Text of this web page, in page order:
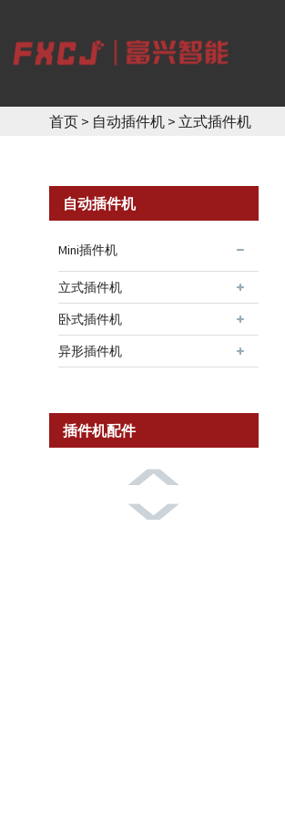
首页> 自动插件机> 立式插件机
自动插件机
Mini插件机
立式插件机
卧式插件机
异形插件机
插件机配件